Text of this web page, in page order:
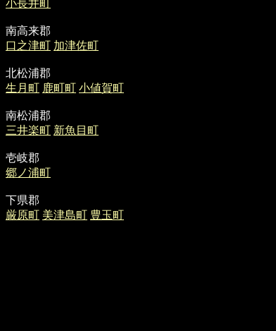
小長井町
南高来郡
口之津町 加津佐町
北松浦郡
生月町 鹿町町 小値賀町
南松浦郡
三井楽町 新魚目町
壱岐郡
郷ノ浦町
下県郡
厳原町 美津島町 豊玉町